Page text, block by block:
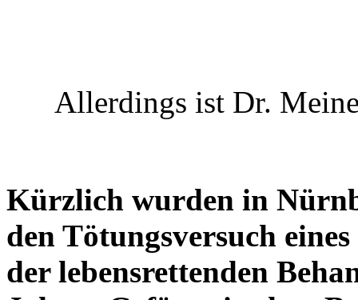
Allerdings ist Dr.
Kürzlich wurden in
den Tötungsversuch
der lebensrettenden